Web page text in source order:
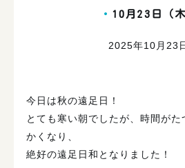
10月23日（木
2025年10月23
今日は秋の遠足日！
とても寒い朝でしたが、時間が
かくなり、
絶好の遠足日和となりました！